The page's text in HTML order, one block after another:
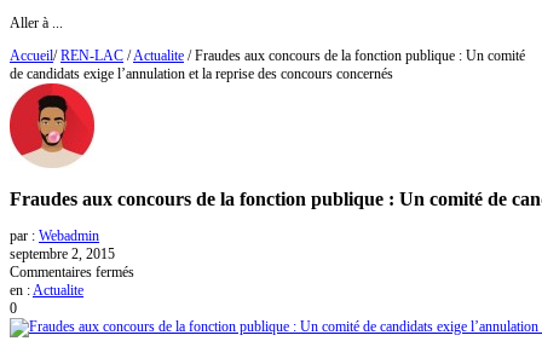
Aller à ...
Accueil/ REN-LAC /Actualite / Fraudes aux concours de la fonction publique : Un comité
de candidats exige l’annulation et la reprise des concours concernés
Fraudes aux concours de la fonction publique : Un comité de
par : Webadmin
septembre 2, 2015
Commentaires fermés
concours
en : Actualite
0